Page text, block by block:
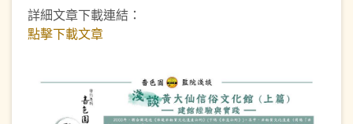
詳細文章下載連結：
點擊下載文章